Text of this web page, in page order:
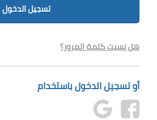
تسجيل الدخول
هل نسيت كلمة المرور؟
أو تسجيل الدخول باستخدام